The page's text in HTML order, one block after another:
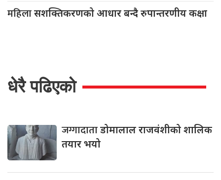
महिलासशक्तिकरणको आधार बन्दै रुपान्तरणीय कक्षा
धेरै पढिएको
जग्गादाताडोमालाल राजवंशीको शालिक
तयार भयो